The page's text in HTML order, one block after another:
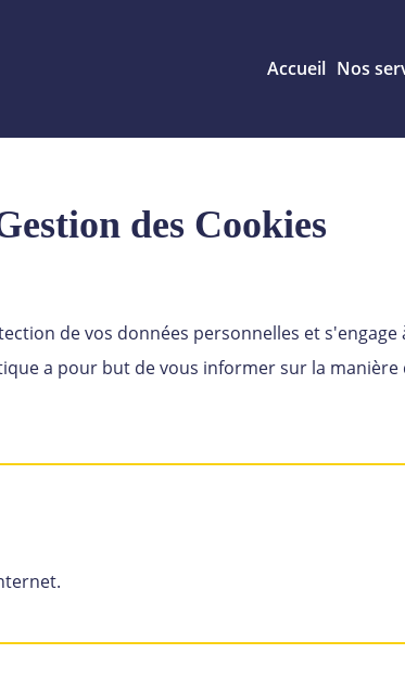
Accueil Nos
des Cookies
de vos données personnelles et s'engage
a pour but de vous informer sur la manière